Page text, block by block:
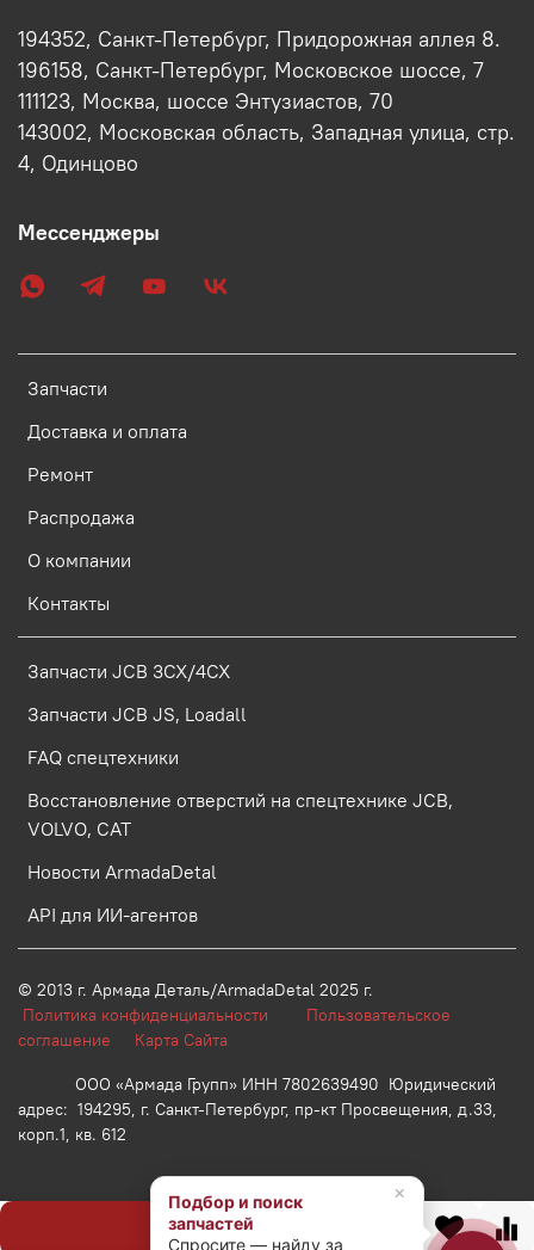
Предзаказ
Запчасти
Доставка и оплата
Ремонт
Распродажа
О компании
Контакты
Запчасти JCB 3CX/4CX
Запчасти JCB JS, Loadall
FAQ спецтехники
Восстановление отверстий на спецтехнике JCB,
VOLVO, CAT
Новости ArmadaDetal
API для ИИ-агентов
194352, Санкт-Петербург, Придорожная аллея 8.
196158, Санкт-Петербург, Московское шоссе, 7
111123, Москва, шоссе Энтузиастов, 70
143002, Московская область, Западная улица, стр.
4, Одинцово
Мессенджеры
© 2013 г. Армада Деталь/ArmadaDetal 2025 г.
Политика конфиденциальности
Пользовательское
соглашение Карта Сайта
ООО «Армада Групп» ИНН 7802639490 Юридический
адрес: 194295, г. Санкт-Петербург, пр-кт Просвещения, д.33,
корп.1, кв. 612
×
Подбор и поиск
запчастей
Спросите — найду за